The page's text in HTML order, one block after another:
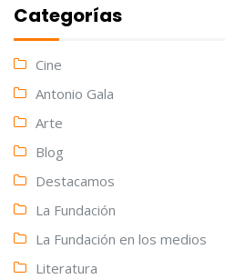
Categorías
Cine
Antonio Gala
Arte
Blog
Destacamos
La Fundación
La Fundación en los medios
Literatura